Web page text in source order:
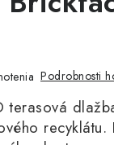
Podrobnosti
terasová